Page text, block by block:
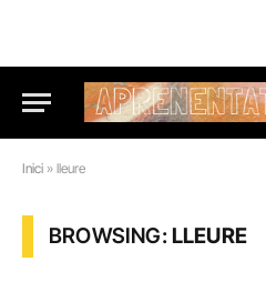
Inici » lleure
BROWSING:LLEURE